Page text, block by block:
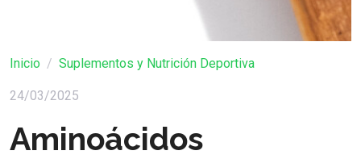
Inicio Suplementos y Nutrición Deportiva
24/03/2025
Aminoácidos